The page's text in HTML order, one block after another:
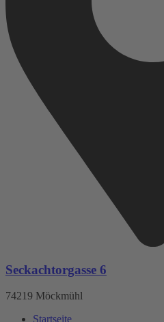
Seckachtorgasse 6
74219 Möckmühl
Startseite